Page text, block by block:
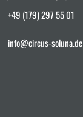
+49 (179) 297 55 01
info@circus-soluna.de